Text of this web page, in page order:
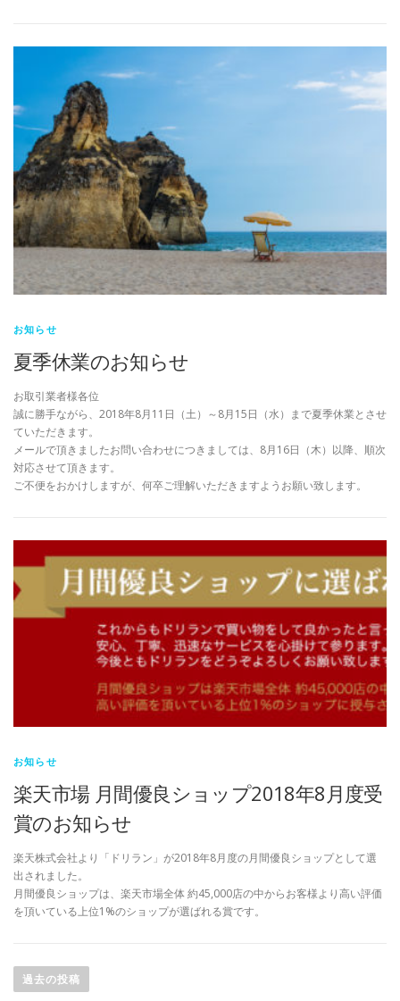
お知らせ
夏季休業のお知らせ
お取引業者様各位
誠に勝手ながら、2018年8月11日（土）～8月15日（水）まで夏季休業とさせ
ていただきます。
メールで頂きましたお問い合わせにつきましては、8月16日（木）以降、順次
対応させて頂きます。
ご不便をおかけしますが、何卒ご理解いただきますようお願い致します。
お知らせ
楽天市場 月間優良ショップ2018年8月度受
賞のお知らせ
楽天株式会社より「ドリラン」が2018年8月度の月間優良ショップとして選
出されました。
月間優良ショップは、楽天市場全体 約45,000店の中からお客様より高い評価
を頂いている上位1%のショップが選ばれる賞です。
稿
過去の投稿